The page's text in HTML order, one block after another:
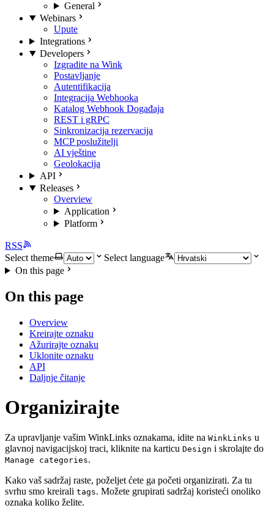
General
Webinars
Upute
Integrations
Developers
Izgradite na Wink
Postavljanje
Autentifikacija
Integracija Webhooka
Katalog Webhook Događaja
REST i gRPC
Sinkronizacija rezervacija
MCP poslužitelji
AI vještine
Geolokacija
API
Releases
Overview
Application
Platform
RSS
Select theme
Select language
On this page
On this page
Overview
Kreirajte oznaku
Ažurirajte oznaku
Uklonite oznaku
API
Daljnje čitanje
Organizirajte
Za upravljanje vašim WinkLinks oznakama, idite na WinkLinks u
glavnoj navigacijskoj traci, kliknite na karticu Design i skrolajte do
Manage categories.
Kako vaš sadržaj raste, poželjet ćete ga početi organizirati. Za tu
svrhu smo kreirali tags. Možete grupirati sadržaj koristeći onoliko
oznaka koliko želite.